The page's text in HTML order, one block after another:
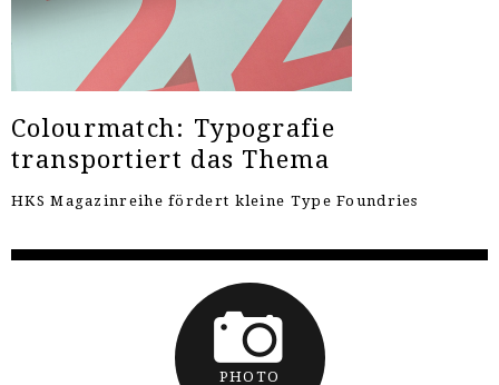
Colourmatch: Typografie
transportiert das Thema
HKS Magazinreihe fördert kleine Type Foundries
PHOTO